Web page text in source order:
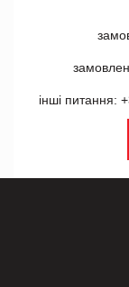
інші питання: